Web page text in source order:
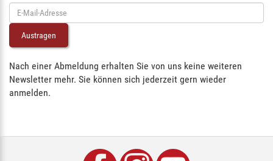
Nach einer Abmeldung erhalten Sie von uns keine weiteren
Newsletter mehr. Sie können sich jederzeit gern wieder
anmelden.